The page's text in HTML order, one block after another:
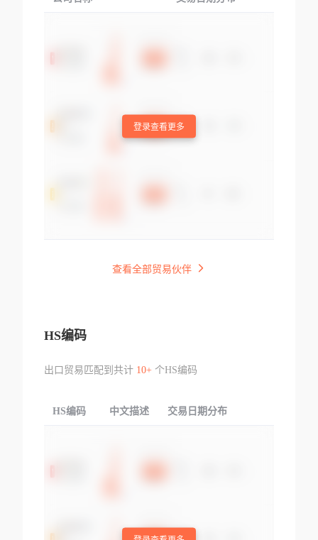
登录查看更多
查看全部贸易伙伴
HS编码
出口贸易匹配到共计 10+个HS编码
HS编码 中文描述 交易日期分布